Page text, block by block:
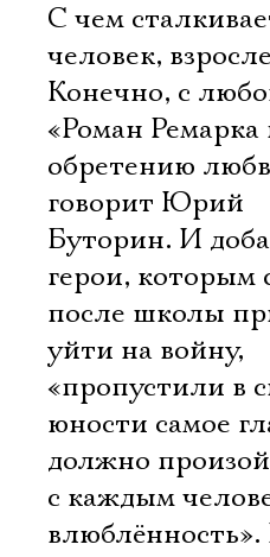
С чем
человек,
Конечно, с
«Роман
обретению
говорит Юрий
Буторин. И
герои, которым
после школы
уйти на войну,
«пропустили в
юности самое
должно
с каждым